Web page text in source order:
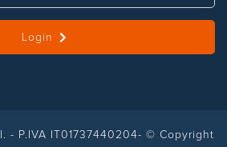
Login
- P.IVA IT01737440204- © Copyright